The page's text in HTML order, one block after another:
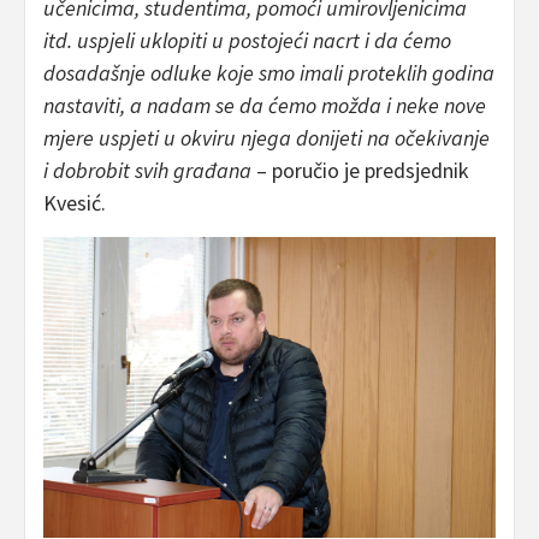
učenicima, studentima, pomoći umirovljenicima
itd. uspjeli uklopiti u postojeći nacrt i da ćemo
dosadašnje odluke koje smo imali proteklih godina
nastaviti, a nadam se da ćemo možda i neke nove
mjere uspjeti u okviru njega donijeti na očekivanje
i dobrobit svih građana – poručio je predsjednik
Kvesić.